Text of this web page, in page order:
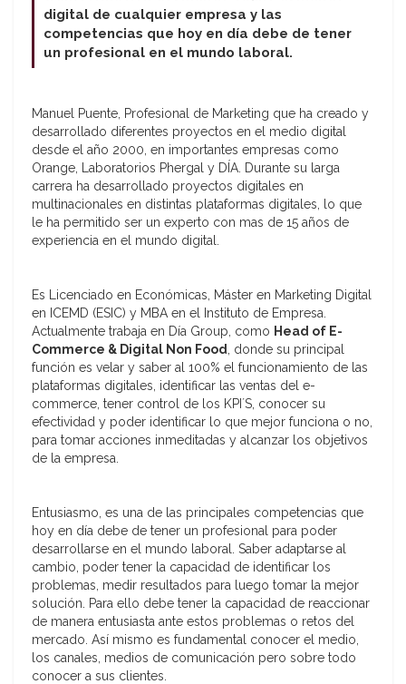
digital de cualquier empresa y las
competencias que hoy en día debe de tener
un profesional en el mundo laboral.
Manuel Puente, Profesional de Marketing que ha creado y
desarrollado diferentes proyectos en el medio digital
desde el año 2000, en importantes empresas como
Orange, Laboratorios Phergal y DÍA. Durante su larga
carrera ha desarrollado proyectos digitales en
multinacionales en distintas plataformas digitales, lo que
le ha permitido ser un experto con mas de 15 años de
experiencia en el mundo digital.
Es Licenciado en Económicas, Máster en Marketing Digital
en ICEMD (ESIC) y MBA en el Instituto de Empresa.
Actualmente trabaja en Día Group, como Head of E-
Commerce & Digital Non Food
, donde su principal
función es velar y saber al 100% el funcionamiento de las
plataformas digitales, identificar las ventas del e-
commerce, tener control de los KPI´S, conocer su
efectividad y poder identificar lo que mejor funciona o no,
para tomar acciones inmeditadas y alcanzar los objetivos
de la empresa.
Entusiasmo, es una de las principales competencias que
hoy en día debe de tener un profesional para poder
desarrollarse en el mundo laboral. Saber adaptarse al
cambio, poder tener la capacidad de identificar los
problemas, medir resultados para luego tomar la mejor
solución. Para ello debe tener la capacidad de reaccionar
de manera entusiasta ante estos problemas o retos del
mercado. Así mismo es fundamental conocer el medio,
los canales, medios de comunicación pero sobre todo
conocer a sus clientes.